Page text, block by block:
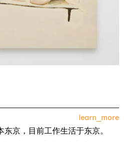
learn_more
京，目前工作生活于东京。